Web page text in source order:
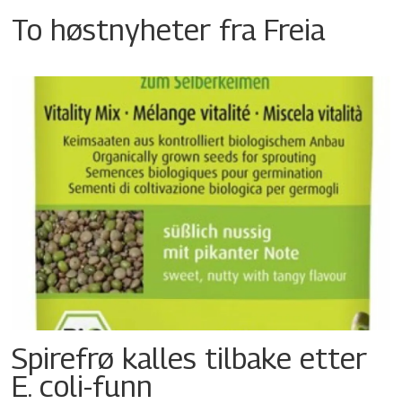
To høstnyheter fra Freia
Spirefrø kalles tilbake etter
E. coli-funn